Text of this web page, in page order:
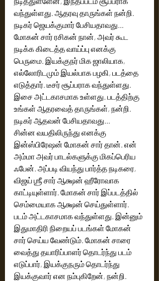
வந்துள்ளது. ஆதரவு தாருங்கள் நன்றி.
நடிகர் ஜெயக்குமார் பேசியதாவது…
மோகன் சார் ரசிகன் நான், அவர் கூட
நடிக்க கிடைத்த வாய்ப்பு எனக்கு
பெருமை. இயக்குநர் மிக ஜாலியாக,
எல்லோரிடமும் இயல்பாக பழகி, படத்தை
எடுத்தார். டீசர் சூப்பராக வந்துள்ளது.
இசை அட்டகாசமாக உள்ளது. படத்திற்கு
உங்கள் ஆதரவைத் தாருங்கள், நன்றி.
நடிகர் ஆதவன் பேசியதாவது…
சின்ன வயதிலிருந்து எனக்கு
இன்ஸ்பிரேஷன் மோகன் சார் தான். என்
அம்மா அவர் பாடல்களுக்கு மிகப்பெரிய
ஃபேன். அப்படி வியந்து பார்த்த நடிகரை,
விஜய் ஶ்ரீ சார் ஆக்ஷன் ஹீரோவாக
காட்டியுள்ளார். மோகன் சார் இப்படத்தில்
செம்மையாக ஆக்ஷன் செய்துள்ளார்.
படம் அட்டகாசமாக வந்துள்ளது. இன்னும்
இதுமாதிரி நிறையப் படங்கள் மோகன்
சார் செய்ய வேண்டும். மோகன் சாரை
வைத்து தயாரிப்பாளர் தொடர்ந்து படம்
எடுப்பார், இயக்குநரும் தொடர்ந்து
இயக்குவார் என நம்புகிறேன், நன்றி.